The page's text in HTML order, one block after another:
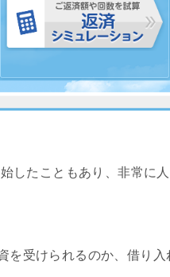
したこともあり、非常に
を受けられるのか、借り入